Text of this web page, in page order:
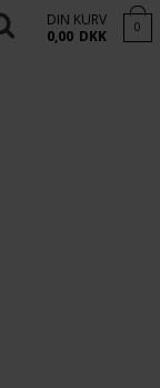
DIN KURV
0,00 DKK 0